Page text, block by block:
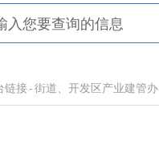
链接- 街道、开发区产业建管办